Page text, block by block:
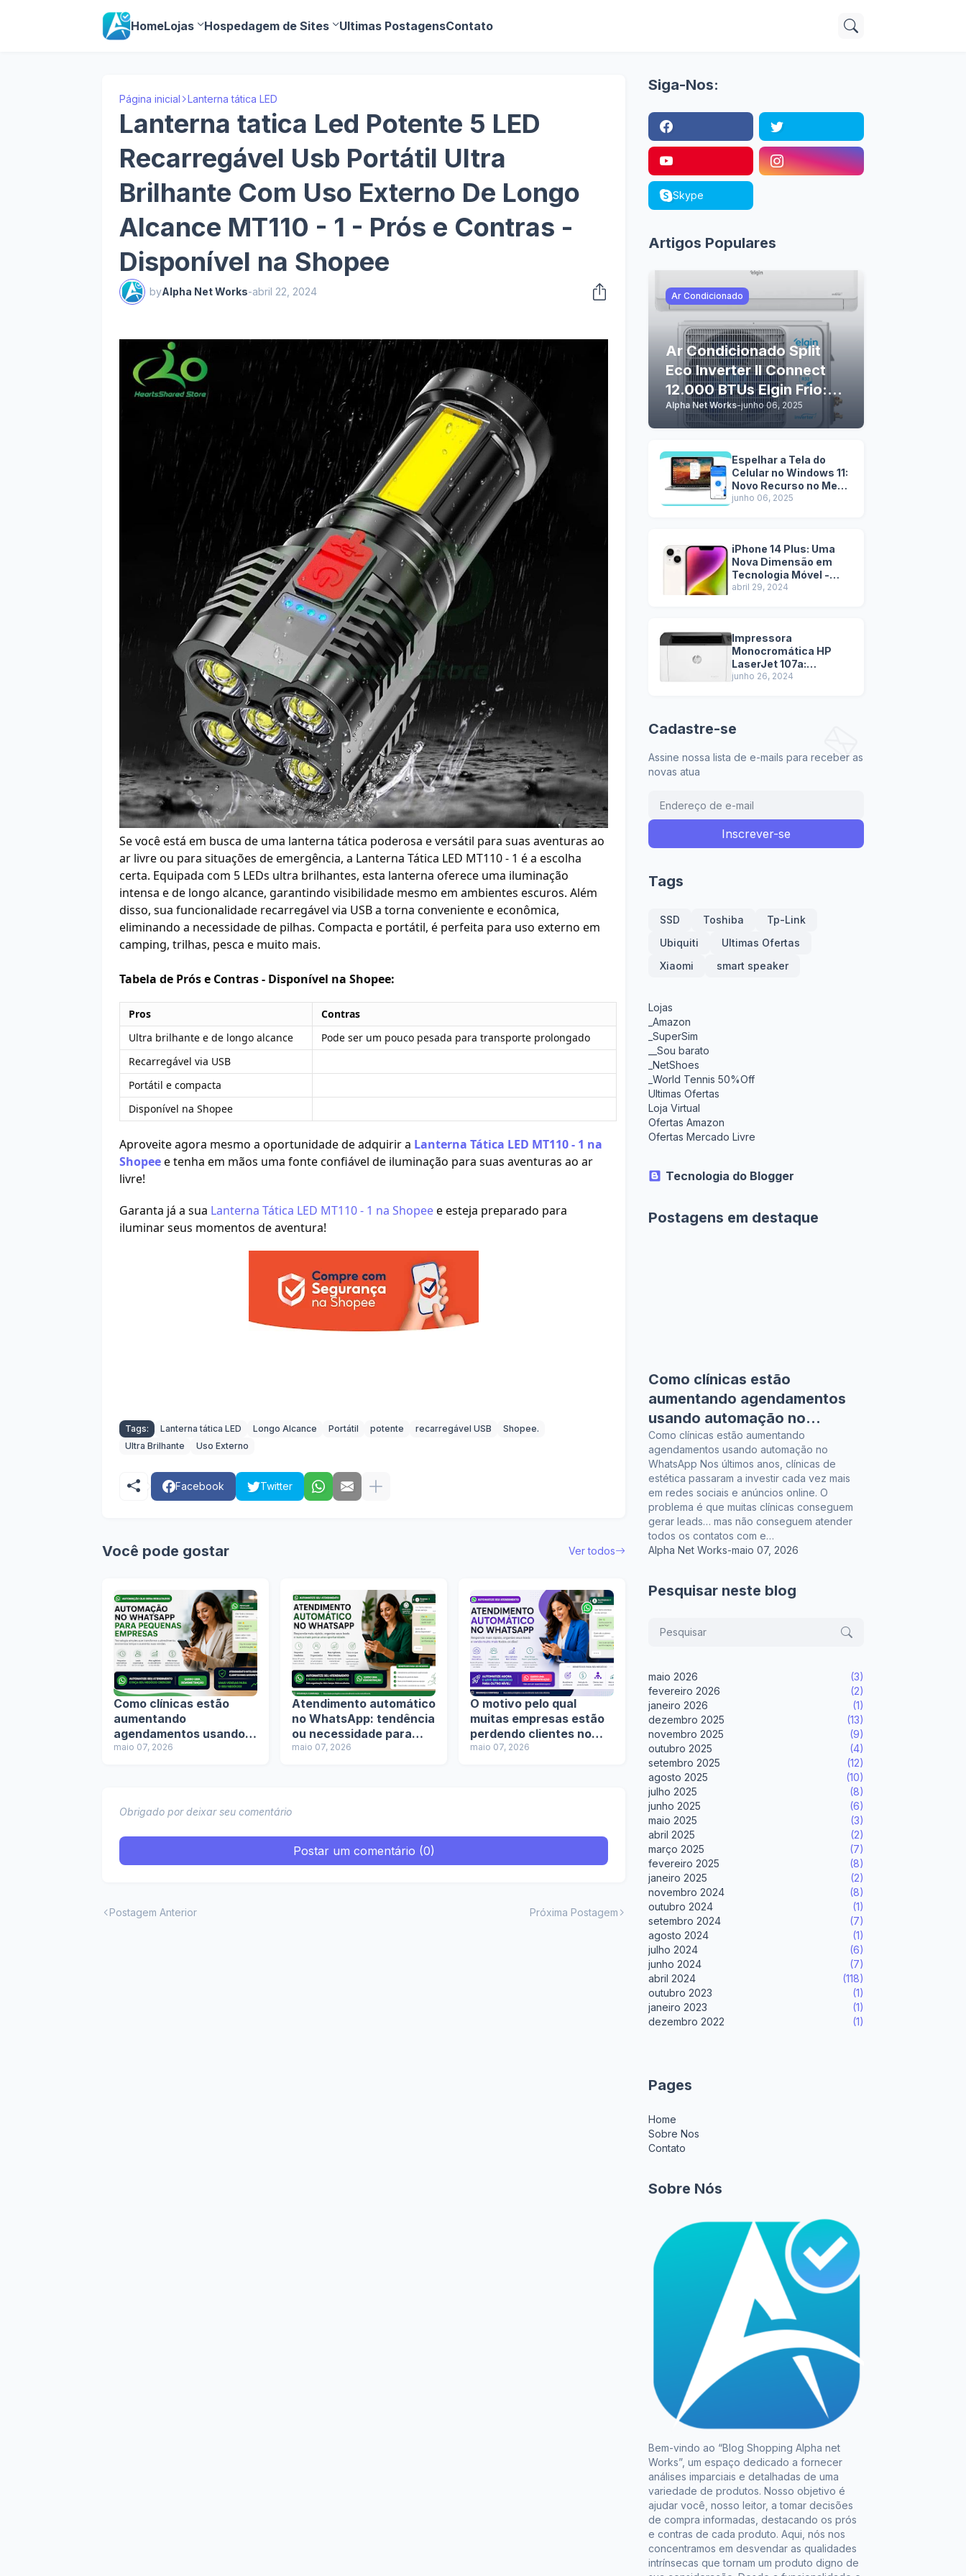
HomeLojas Hospedagem de Sites Ultimas PostagensContato
Página inicial Lanterna tática LED
Lanterna tatica Led Potente 5 LED
Recarregável Usb Portátil Ultra
Brilhante Com Uso Externo De Longo
Alcance MT110 - 1 - Prós e Contras -
Disponível na Shopee
byAlpha Net Works-abril 22, 2024
Se você está em busca de uma lanterna tática poderosa e versátil para suas aventuras ao
ar livre ou para situações de emergência, a Lanterna Tática LED MT110 - 1 é a escolha
certa. Equipada com 5 LEDs ultra brilhantes, esta lanterna oferece uma iluminação
intensa e de longo alcance, garantindo visibilidade mesmo em ambientes escuros. Além
disso, sua funcionalidade recarregável via USB a torna conveniente e econômica,
eliminando a necessidade de pilhas. Compacta e portátil, é perfeita para uso externo em
camping, trilhas, pesca e muito mais.
Tabela de Prós e Contras - Disponível na Shopee:
Pros
Contras
Ultra brilhante e de longo alcance
Pode ser um pouco pesada para transporte prolongado
Recarregável via USB
Portátil e compacta
Disponível na Shopee
Aproveite agora mesmo a oportunidade de adquirir a Lanterna Tática LED MT110 - 1 na
Shopeee tenha em mãos uma fonte confiável de iluminação para suas aventuras ao ar
livre!
Garanta já a sua Lanterna Tática LED MT110 - 1 na Shopeee esteja preparado para
iluminar seus momentos de aventura!
Tags: Lanterna tática LED Longo Alcance Portátil potente recarregável USB
Shopee.
Ultra Brilhante
Uso Externo
Facebook Twitter
Você pode gostar Ver todos
Como clínicas estão
aumentando
agendamentos usando
automação no
maio 07, 2026
Atendimento automático
no WhatsApp: tendência
ou necessidade para
empresas?
maio 07, 2026
O motivo pelo qual
muitas empresas estão
perdendo clientes no
WhatsApp sem perceber
maio 07, 2026
Obrigado por deixar seu comentário
Postar um comentário (0)
Postagem Anterior Próxima Postagem
Siga-Nos:
Skype
Artigos Populares
Ar Condicionado
Ar Condicionado Split
Eco Inverter II Connect
12.000 BTUs Elgin Frio:
Tecnologia e Conforto
em Casa
Alpha Net Works-junho 06, 2025
Espelhar a Tela do
Celular no Windows 11:
Novo Recurso no Menu
Iniciar
junho 06, 2025
iPhone 14 Plus: Uma
Nova Dimensão em
Tecnologia Móvel -
Pros e Contras
abril 29, 2024
Impressora
Monocromática HP
LaserJet 107a:
Tecnologia de
junho 26, 2024
Cadastre-se
Assine nossa lista de e-mails para receber as
novas atua
Tags
SSD Toshiba
Tp-Link
Ubiquiti
Ultimas Ofertas
Xiaomi
smart speaker
Lojas
_Amazon
_SuperSim
__Sou barato
_NetShoes
_World Tennis 50%Off
Ultimas Ofertas
Loja Virtual
Ofertas Amazon
Ofertas Mercado Livre
Tecnologia do Blogger
Postagens em destaque
Como clínicas estão
aumentando agendamentos
usando automação no
WhatsApp
Como clínicas estão aumentando
agendamentos usando automação no
WhatsApp Nos últimos anos, clínicas de
estética passaram a investir cada vez mais
em redes sociais e anúncios online. O
problema é que muitas clínicas conseguem
gerar leads… mas não conseguem atender
todos os contatos com e…
Alpha Net Works-maio 07, 2026
Pesquisar neste blog
maio 2026
(3)
fevereiro 2026
(2)
janeiro 2026
(1)
dezembro 2025
(13)
novembro 2025
(9)
outubro 2025
(4)
setembro 2025
(12)
agosto 2025
(10)
julho 2025
(8)
junho 2025
(6)
maio 2025
(3)
abril 2025
(2)
março 2025
(7)
fevereiro 2025
(8)
janeiro 2025
(2)
novembro 2024
(8)
outubro 2024
(1)
setembro 2024
(7)
agosto 2024
(1)
julho 2024
(6)
junho 2024
(7)
abril 2024
(118)
outubro 2023
(1)
janeiro 2023
(1)
dezembro 2022
(1)
Pages
Home
Sobre Nos
Contato
Sobre Nós
Bem-vindo ao “Blog Shopping Alpha net
Works”, um espaço dedicado a fornecer
análises imparciais e detalhadas de uma
variedade de produtos. Nosso objetivo é
ajudar você, nosso leitor, a tomar decisões
de compra informadas, destacando os prós
e contras de cada produto. Aqui, nós nos
concentramos em desvendar as qualidades
intrínsecas que tornam um produto digno de